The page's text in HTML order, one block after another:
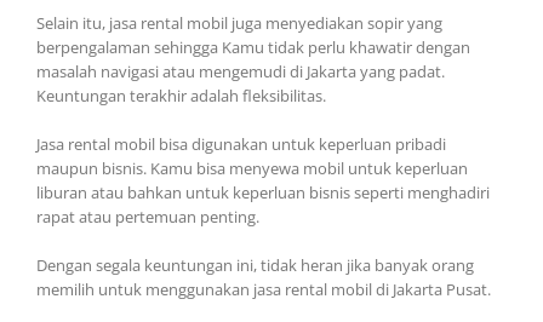
Selain itu, jasa rental mobil juga menyediakan sopir yang
berpengalaman sehingga Kamu tidak perlu khawatir dengan
masalah navigasi atau mengemudi di Jakarta yang padat.
Keuntungan terakhir adalah fleksibilitas.
Jasa rental mobil bisa digunakan untuk keperluan pribadi
maupun bisnis. Kamu bisa menyewa mobil untuk keperluan
liburan atau bahkan untuk keperluan bisnis seperti menghadiri
rapat atau pertemuan penting.
Dengan segala keuntungan ini, tidak heran jika banyak orang
memilih untuk menggunakan jasa rental mobil di Jakarta Pusat.